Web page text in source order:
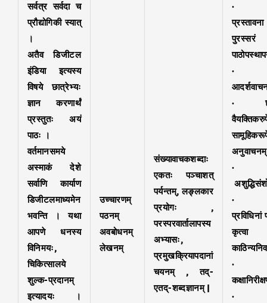
सर्वत्र सर्वदा च
प्रौद्योगिकी स्यात्
।
अतैव डिजीटल
इंडिया इत्यस्य
विषये छात्रेभ्यः
ज्ञान करणार्थं
प्रस्तुतः अयं
पाठः ।
वर्तमानसमये
अस्माकं देशे
सर्वाणि कार्याण
डिजीटलमाध्यमेन
भवन्ति । यथा
आपणे धनस्य
विनिमयः,
चिकित्सालये
शुल्क-प्रदानम्
इत्यादयः ।
उच्चारणम्
पठनम्
अवबोधनम्
लेखनम्
संख्यावाचकशब्दाः
एकतः पञ्चाशत्
पर्यन्तम्, लङ्लकार
प्रयोगः ,
परस्परवार्तालापस्य
अभ्यासः,
प्रमुखक्रियापदानां
चयनम् , तद्-
एतद्-शब्दज्ञानम् |
प्रस्तावना
पुरस्सरं
·
अनुवाचनम्
·
प्रविधिनां
कृत्वा